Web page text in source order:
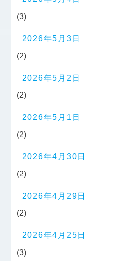
(3)
2026年5月3日
(2)
2026年5月2日
(2)
2026年5月1日
(2)
2026年4月30日
(2)
2026年4月29日
(2)
2026年4月25日
(3)